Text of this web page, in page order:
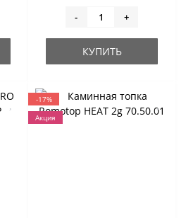
- +
КУПИТЬ
-17%
Акция